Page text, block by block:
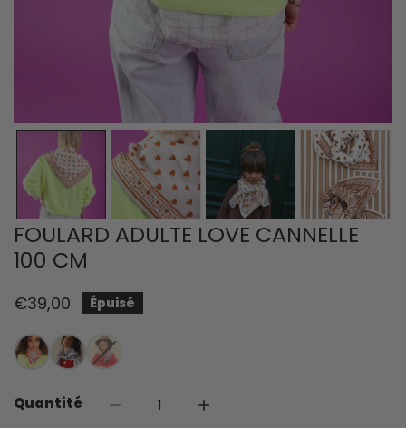
OUVRIR LE MÉDIA DANS LA VUE GALERIE
FOULARD ADULTE LOVE CANNELLE
100 CM
Prix
€39,00 Épuisé
Quantité
DIMINUER LA QUANTITÉ POUR FOULARD
AUGMENTER LA QUANTITÉ